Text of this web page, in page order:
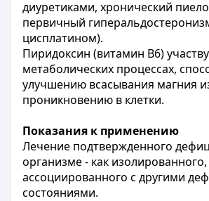
диуретиками, хронический
первичный
цисплатином).
Пиридоксин (витамин В6)
метаболических процессах,
улучшению всасывания магния
проникновению в клетки.
Показания к применению
Лечение подтвержденного
организме - как изолированного,
ассоциированного с другими
состояниями.